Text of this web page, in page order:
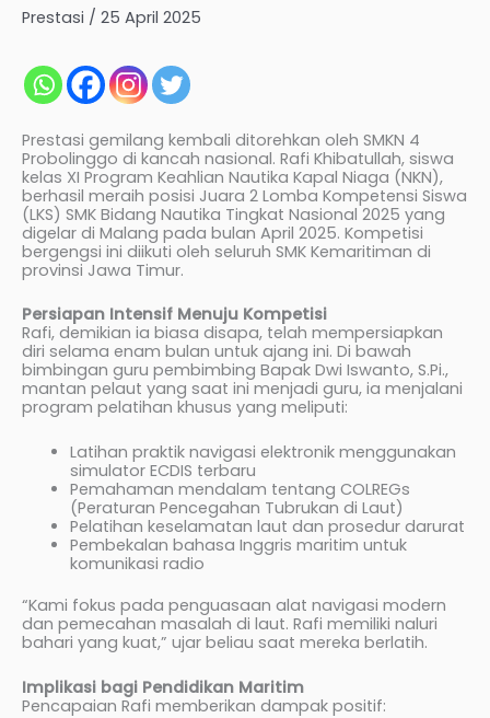
Prestasi / 25 April 2025
Prestasi gemilang kembali ditorehkan oleh SMKN 4
Probolinggo di kancah nasional. Rafi Khibatullah, siswa
kelas XI Program Keahlian Nautika Kapal Niaga (NKN),
berhasil meraih posisi Juara 2 Lomba Kompetensi Siswa
(LKS) SMK Bidang Nautika Tingkat Nasional 2025 yang
digelar di Malang pada bulan April 2025. Kompetisi
bergengsi ini diikuti oleh seluruh SMK Kemaritiman di
provinsi Jawa Timur.
Persiapan Intensif Menuju Kompetisi
Rafi, demikian ia biasa disapa, telah mempersiapkan
diri selama enam bulan untuk ajang ini. Di bawah
bimbingan guru pembimbing Bapak Dwi Iswanto, S.Pi.,
mantan pelaut yang saat ini menjadi guru, ia menjalani
program pelatihan khusus yang meliputi:
Latihan praktik navigasi elektronik menggunakan
simulator ECDIS terbaru
Pemahaman mendalam tentang COLREGs
(Peraturan Pencegahan Tubrukan di Laut)
Pelatihan keselamatan laut dan prosedur darurat
Pembekalan bahasa Inggris maritim untuk
komunikasi radio
“Kami fokus pada penguasaan alat navigasi modern
dan pemecahan masalah di laut. Rafi memiliki naluri
bahari yang kuat,” ujar beliau saat mereka berlatih.
Implikasi bagi Pendidikan Maritim
Pencapaian Rafi memberikan dampak positif: